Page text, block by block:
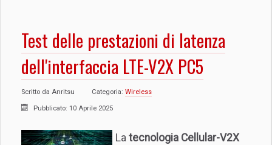
Test delle prestazioni di latenza
dell'interfaccia LTE-V2X PC5
Scritto da Anritsu Categoria: Wireless
Pubblicato: 10 Aprile 2025
La tecnologia Cellular-V2X